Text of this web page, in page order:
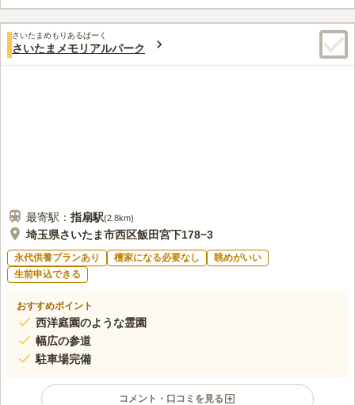
この霊園はまだ誰からも評価されていません。
さいたまめもりあるぱーく
さいたまメモリアルパーク
最寄駅： 指扇駅(2.8km)
埼玉県さいたま市西区飯田宮下178−3
永代供養プランあり 檀家になる必要なし
眺めがいい
生前申込できる
おすすめポイント
西洋庭園のような霊園
幅広の参道
駐車場完備
コメント・口コミを見る